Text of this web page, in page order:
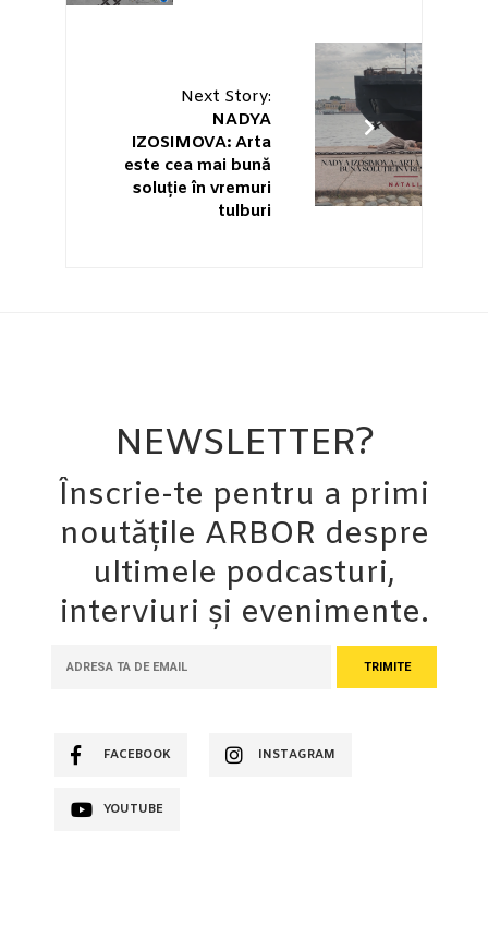
Next Story:
NADYA
IZOSIMOVA: Arta
este cea mai bună
soluție în vremuri
tulburi
NEWSLETTER?
Înscrie-te pentru a primi
noutățile ARBOR despre
ultimele podcasturi,
interviuri și evenimente.
FACEBOOK INSTAGRAM
YOUTUBE